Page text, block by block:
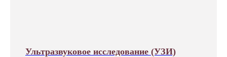
Ультразвуковое исследование (УЗИ)